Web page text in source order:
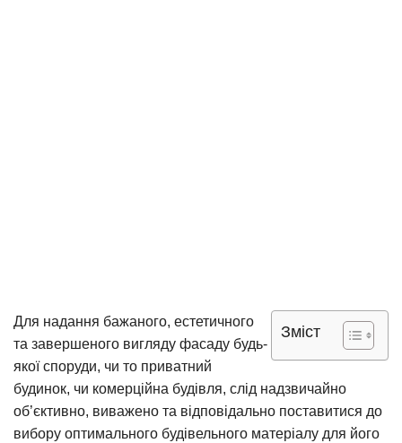
Зміст
Для надання бажаного, естетичного
та завершеного вигляду фасаду будь-
якої споруди, чи то приватний
будинок, чи комерційна будівля, слід надзвичайно
об’єктивно, виважено та відповідально поставитися до
вибору оптимального будівельного матеріалу для його